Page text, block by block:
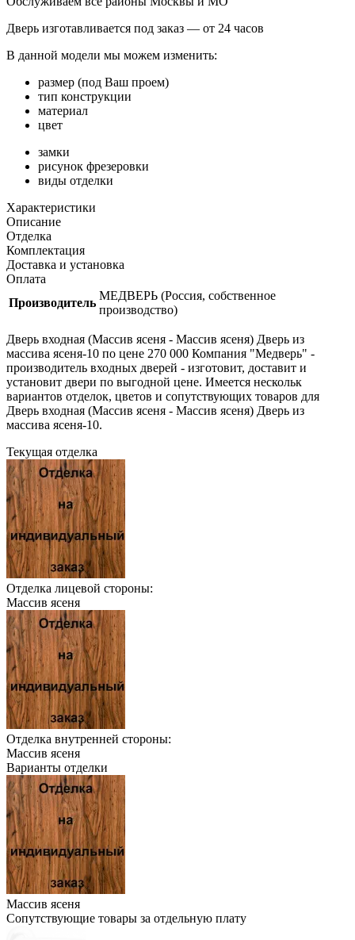
Дверь изготавливается под заказ — от 24 часов
В данной модели мы можем изменить:
размер (под Ваш проем)
тип конструкции
материал
цвет
замки
рисунок фрезеровки
виды отделки
Характеристики
Описание
Отделка
Комплектация
Доставка и установка
Оплата
Производитель
МЕДВЕРЬ (Россия, собственное
производство)
Дверь входная (Массив ясеня - Массив ясеня) Дверь из
массива ясеня-10 по цене 270 000 Компания "Медверь" -
производитель входных дверей - изготовит, доставит и
установит двери по выгодной цене. Имеется нескольк
вариантов отделок, цветов и сопутствующих товаров для
Дверь входная (Массив ясеня - Массив ясеня) Дверь из
массива ясеня-10.
Текущая отделка
Отделка лицевой стороны:
Массив ясеня
Отделка внутренней стороны:
Массив ясеня
Варианты отделки
Массив ясеня
Сопутствующие товары за отдельную плату